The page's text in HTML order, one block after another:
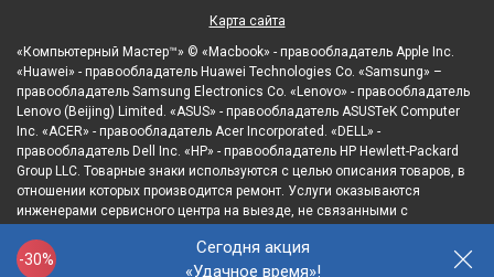
-30%
Сегодня акция
«Удачное время»!
«Компьютерный Мастер™» © «Macbook» - правообладатель Apple Inc.
«Huawei» - правообладатель Huawei Technologies Co. «Samsung» –
правообладатель Samsung Electronics Co. «Lenovo» - правообладатель
Lenovo (Beijing) Limited. «ASUS» - правообладатель ASUSTeK Computer
Inc. «ACER» - правообладатель Acer Incorporated. «DELL» -
правообладатель Dell Inc. «HP» - правообладатель HP Hewlett-Packard
Group LLC. Товарные знаки используются с целью описания товаров, в
отношении которых производится ремонт. Услуги оказываются
инженерами сервисного центра на выезде, не связанными с
представителями в отношении товаров, которые уже были введены в
гражданский оборот.
Карта сайта